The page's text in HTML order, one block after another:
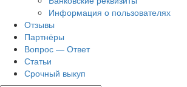
Информация о пользователях
Отзывы
Партнёры
Вопрос — Ответ
Статьи
Срочный выкуп